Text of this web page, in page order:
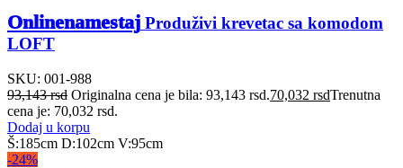
Onlinenamestaj Produživi krevetac sa komodom
LOFT
SKU: 001-988
93,143rsd Originalna cena je bila: 93,143 rsd.70,032 rsdTrenutna
cena je: 70,032 rsd.
Dodaj u korpu
Š:185cm D:102cm V:95cm
-24%